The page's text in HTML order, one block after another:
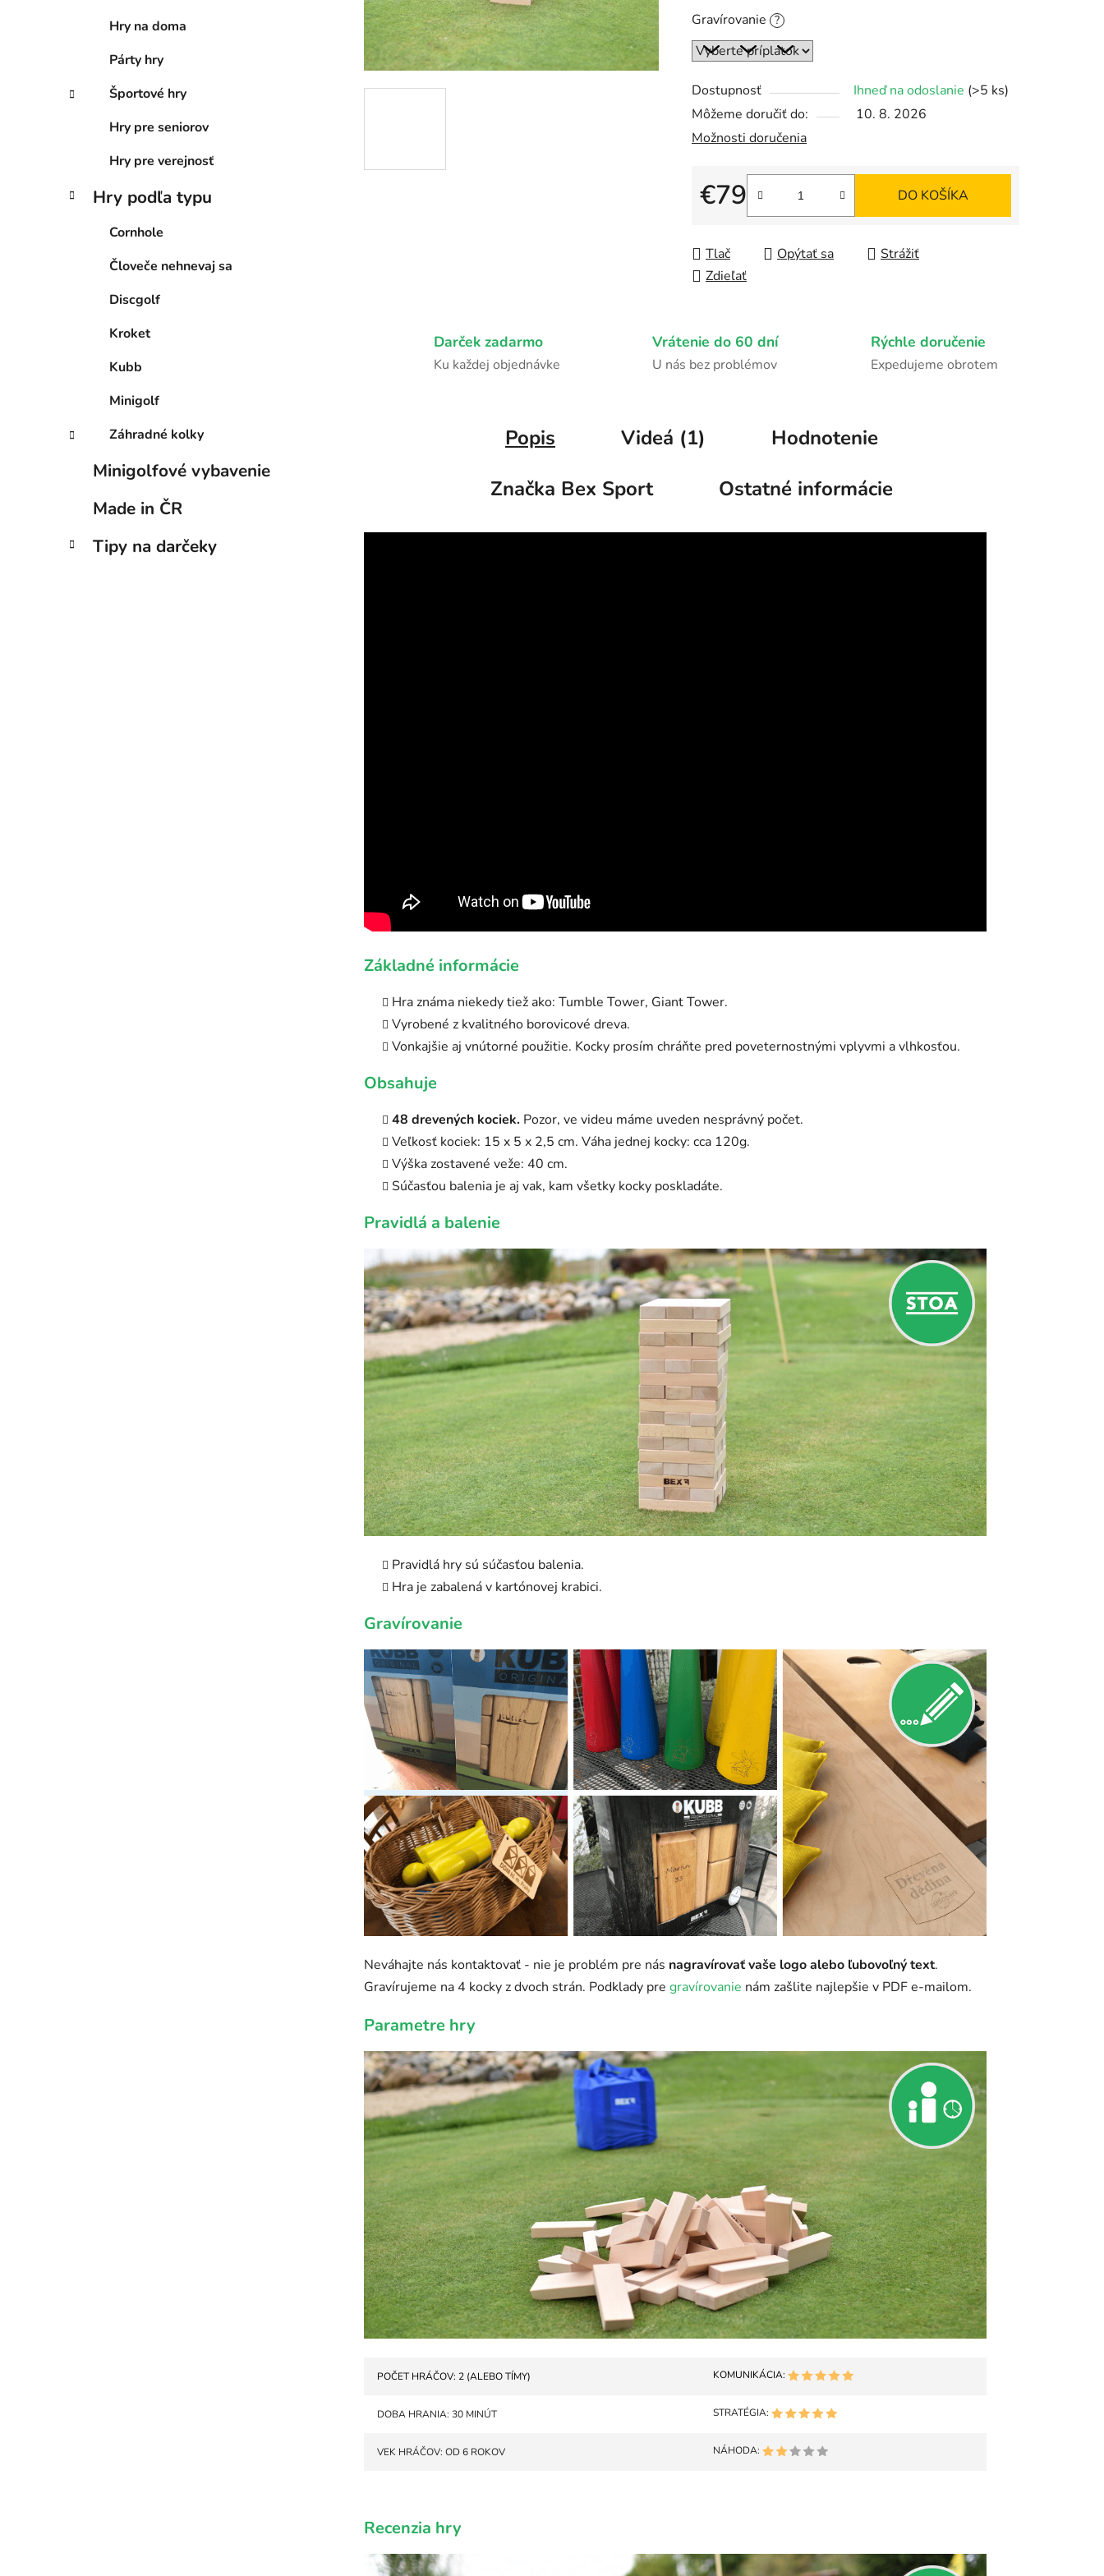
Hry na doma
Párty hry
Športové hry
Hry pre seniorov
Hry pre verejnosť
Hry podľa typu
Cornhole
Človeče nehnevaj sa
Discgolf
Kroket
Kubb
Minigolf
Záhradné kolky
Minigolfové vybavenie
Made in ČR
Tipy na darčeky
5
hviezdičiek.
Gravírovanie ?
Dostupnosť Ihneď na odoslanie (>5 ks)
Môžeme doručiť do:
10. 8. 2026
Možnosti doručenia
€79
Jednotková cena:
DO KOŠÍKA
Tlač Opýtať sa
Strážiť
Zdieľať
Darček zadarmo
Ku každej objednávke
Vrátenie do 60 dní
U nás bez problémov
Rýchle doručenie
Expedujeme obrotem
Popis Videá (1)
Hodnotenie
Značka Bex Sport Ostatné informácie
Základné informácie
Hra známa niekedy tiež ako: Tumble Tower, Giant Tower.
Vyrobené z kvalitného borovicové dreva.
Vonkajšie aj vnútorné použitie. Kocky prosím chráňte pred poveternostnými vplyvmi a vlhkosťou.
Obsahuje
48 drevených kociek. Pozor, ve videu máme uveden nesprávný počet.
Veľkosť kociek: 15 x 5 x 2,5 cm. Váha jednej kocky: cca 120g.
Výška zostavené veže: 40 cm.
Súčasťou balenia je aj vak, kam všetky kocky poskladáte.
Pravidlá a balenie
Pravidlá hry sú súčasťou balenia.
Hra je zabalená v kartónovej krabici.
Gravírovanie
Neváhajte nás kontaktovať - ​​nie je problém pre nás nagravírovať vaše logo alebo ľubovoľný text.
Gravírujeme na 4 kocky z dvoch strán. Podklady pre gravírovanie nám zašlite najlepšie v PDF e-mailom.
Parametre hry
POČET HRÁČOV: 2 (ALEBO TÍMY) KOMUNIKÁCIA:
DOBA HRANIA: 30 MINÚT STRATÉGIA:
VEK HRÁČOV: OD 6 ROKOV NÁHODA:
Recenzia hry